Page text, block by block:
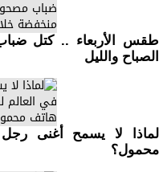
طقس الأربعاء .. كتل
الصباح والليل
لماذا لا يسمح أغنى رجل
محمول؟